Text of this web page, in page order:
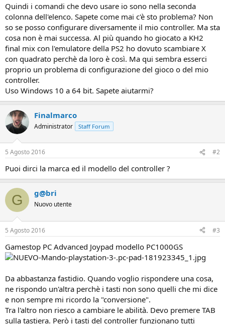
Quindi i comandi che devo usare io sono nella seconda
colonna dell'elenco. Sapete come mai c'è sto problema? Non
so se posso configurare diversamente il mio controller. Ma sta
cosa non è mai successa. Al più quando ho giocato a KH2
final mix con l'emulatore della PS2 ho dovuto scambiare X
con quadrato perchè da loro è così. Ma qui sembra esserci
proprio un problema di configurazione del gioco o del mio
controller.
Uso Windows 10 a 64 bit. Sapete aiutarmi?
Finalmarco
Administrator Staff Forum
5 Agosto 2016 #2
Puoi dirci la marca ed il modello del controller ?
G g@bri
Nuovo utente
5 Agosto 2016 #3
Gamestop PC Advanced Joypad modello PC1000GS
Da abbastanza fastidio. Quando voglio rispondere una cosa,
ne rispondo un'altra perchè i tasti non sono quelli che mi dice
e non sempre mi ricordo la "conversione".
Tra l'altro non riesco a cambiare le abilità. Devo premere TAB
sulla tastiera. Però i tasti del controller funzionano tutti